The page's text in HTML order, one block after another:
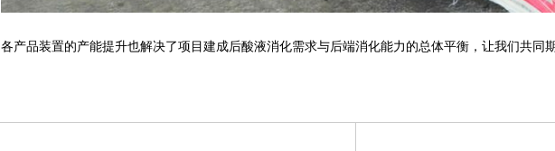
各产品装置的产能提升也解决了项目建成后酸液消化需求与后端消化能力的总体平衡，让我们共同